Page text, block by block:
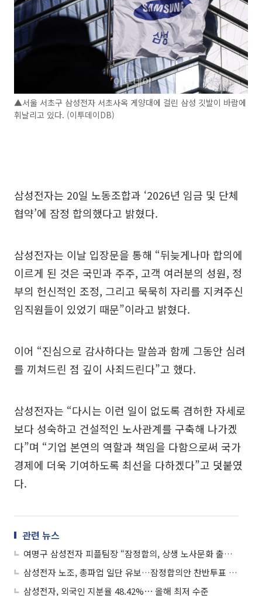
▲서울 서초구 삼성전자 서초사옥 게양대에 걸린 삼성 깃발이 바람에
휘날리고 있다. (이투데이DB)
삼성전자는 20일 노동조합과 ‘2026년 임금 및 단체
협약’에 잠정 합의했다고 밝혔다.
삼성전자는 이날 입장문을 통해 “뒤늦게나마 합의에
이르게 된 것은 국민과 주주, 고객 여러분의 성원, 정
부의 헌신적인 조정, 그리고 묵묵히 자리를 지켜주신
임직원들이 있었기 때문”이라고 밝혔다.
이어 “진심으로 감사하다는 말씀과 함께 그동안 심려
를 끼쳐드린 점 깊이 사죄드린다”고 했다.
삼성전자는 “다시는 이런 일이 없도록 겸허한 자세로
보다 성숙하고 건설적인 노사관계를 구축해 나가겠
다”며 “기업 본연의 역할과 책임을 다함으로써 국가
경제에 더욱 기여하도록 최선을 다하겠다”고 덧붙였
다.
관련 뉴스
여명구 삼성전자 피플팀장 “잠정합의, 상생 노사문화 출발점 되길…합의사항 성실 이행”
삼성전자 노조, 총파업 일단 유보…잠정합의안 찬반투표 돌입
삼성전자, 외국인 지분율 48.42%⋯ 올해 최저 수준